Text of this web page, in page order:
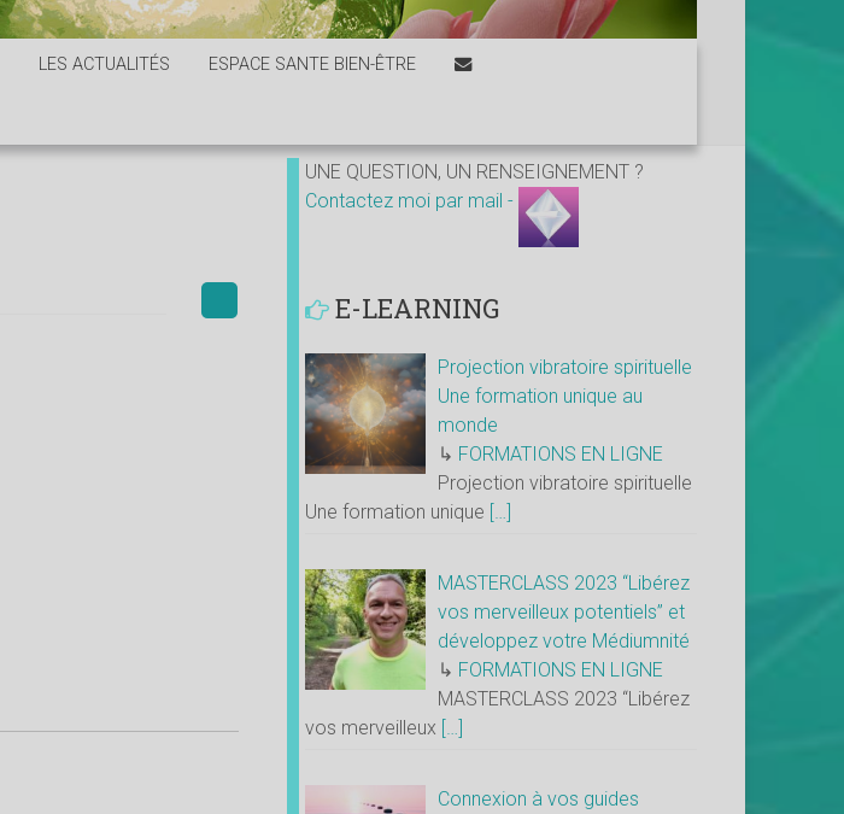
LES ACTUALITÉS ESPACE SANTE BIEN-ÊTRE
UNE QUESTION, UN RENSEIGNEMENT ?
Contactez moi par mail -
E-LEARNING
Projection vibratoire spirituelle
Une formation unique au
monde
↳ FORMATIONS EN LIGNE
Projection vibratoire spirituelle
Une formation unique […]
MASTERCLASS 2023 “Libérez
vos merveilleux potentiels” et
développez votre Médiumnité
↳ FORMATIONS EN LIGNE
MASTERCLASS 2023 “Libérez
vos merveilleux […]
Connexion à vos guides